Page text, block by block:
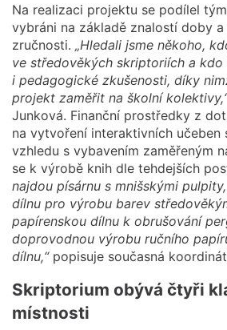
Na realizaci projektu se podílel
vybráni na základě znalostí doby a
zručnosti. „Hledali jsme někoho,
ve středověkých skriptoriích a kdo
i pedagogické zkušenosti, díky
projekt zaměřit na školní
Junková. Finanční prostředky z
na vytvoření interaktivních učeben
vzhledu s vybavením zaměřeným
se k výrobě knih dle tehdejších
najdou písárnu s mnišskými
dílnu pro výrobu barev
papírenskou dílnu k obrušování
doprovodnou výrobu ručního
dílnu,“ popisuje současná
Skriptorium obývá čtyři
místnosti